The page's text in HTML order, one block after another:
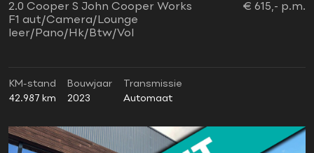
2.0 Cooper S John Cooper Works
F1 aut/Camera/Lounge
leer/Pano/Hk/Btw/Vol
€ 615,- p.m.
KM-stand
42.987 km
Bouwjaar
2023
Transmissie
Automaat